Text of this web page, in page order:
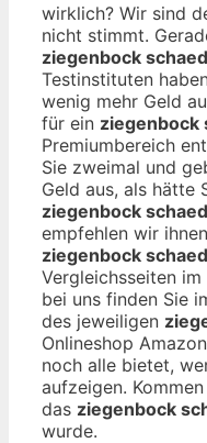
wirklich? Wir sind
nicht stimmt.
ziegenbock
Testinstituten
wenig mehr Geld
für ein ziegenbock
Premiumbereich
Sie zweimal und
Geld aus, als hätte
ziegenbock
empfehlen wir
ziegenbock
Vergleichsseiten
bei uns finden Sie
des jeweiligen
Onlineshop
noch alle bietet,
aufzeigen.
das ziegenbock
wurde.